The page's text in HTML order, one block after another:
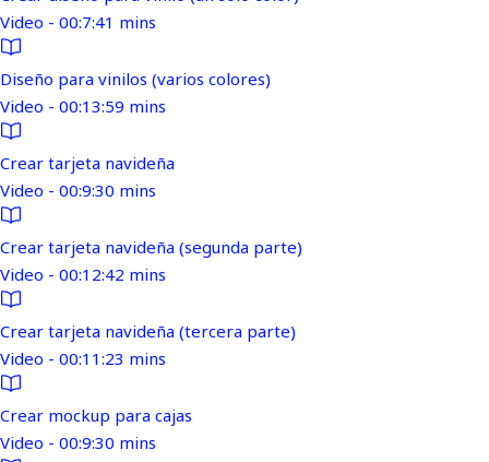
Video - 00:7:41 mins
Diseño para vinilos (varios colores)
Video - 00:13:59 mins
Crear tarjeta navideña
Video - 00:9:30 mins
Crear tarjeta navideña (segunda parte)
Video - 00:12:42 mins
Crear tarjeta navideña (tercera parte)
Video - 00:11:23 mins
Crear mockup para cajas
Video - 00:9:30 mins